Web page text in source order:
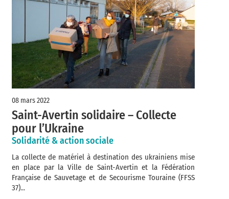
08 mars 2022
Saint-Avertin solidaire – Collecte
pour l’Ukraine
Solidarité & action sociale
La collecte de matériel à destination des ukrainiens mise
en place par la Ville de Saint-Avertin et la Fédération
Française de Sauvetage et de Secourisme Touraine (FFSS
37)...